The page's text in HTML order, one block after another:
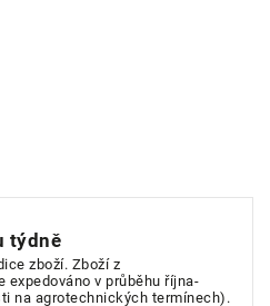
týdně
zboží. Zboží z
expedováno v průběhu října-
na agrotechnických termínech).